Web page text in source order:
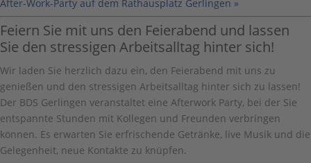
After-Work-Party auf dem Rathausplatz Gerlingen »
Feiern Sie mit uns den Feierabend und lassen
Sie den stressigen Arbeitsalltag hinter sich!
Wir laden Sie herzlich dazu ein, den Feierabend mit uns zu
genießen und den stressigen Arbeitsalltag hinter sich zu lassen!
Der BDS Gerlingen veranstaltet eine Afterwork Party, bei der Sie
entspannte Stunden mit Kollegen und Freunden verbringen
können. Es erwarten Sie erfrischende Getränke, live Musik und die
Gelegenheit, neue Kontakte zu knüpfen.